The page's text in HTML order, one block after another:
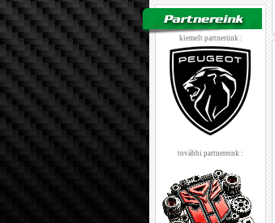
kiemelt partnerünk :
további partnereink :